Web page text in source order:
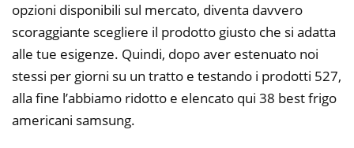
opzioni disponibili sul mercato, diventa davvero
scoraggiante scegliere il prodotto giusto che si adatta
alle tue esigenze. Quindi, dopo aver estenuato noi
stessi per giorni su un tratto e testando i prodotti 527,
alla fine l’abbiamo ridotto e elencato qui 38 best frigo
americani samsung.